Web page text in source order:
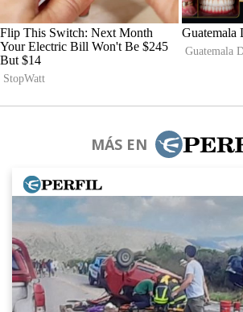
MÁS EN